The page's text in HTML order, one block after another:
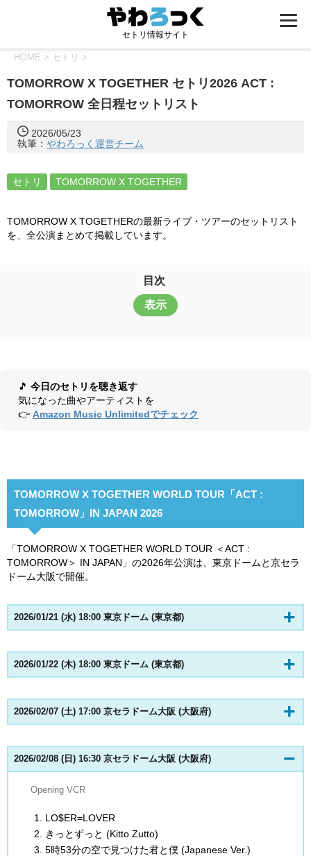
セトリ情報サイト
HOME > セトリ >
TOMORROW X TOGETHER セトリ2026 ACT :
TOMORROW 全日程セットリスト
2026/05/23
執筆： やわろっく運営チーム
セトリ TOMORROW X TOGETHER
TOMORROW X TOGETHERの最新ライブ・ツアーのセットリスト
を、全公演まとめて掲載しています。
目次
表示
🎵 今日のセトリを聴き返す
気になった曲やアーティストを
👉 Amazon Music Unlimitedでチェック
TOMORROW X TOGETHER WORLD TOUR「ACT :
TOMORROW」IN JAPAN 2026
「TOMORROW X TOGETHER WORLD TOUR ＜ACT :
TOMORROW＞ IN JAPAN」の2026年公演は、東京ドームと京セラ
ドーム大阪で開催。
2026/01/21 (水) 18:00 東京ドーム (東京都)
2026/01/22 (木) 18:00 東京ドーム (東京都)
2026/02/07 (土) 17:00 京セラドーム大阪 (大阪府)
2026/02/08 (日) 16:30 京セラドーム大阪 (大阪府)
Opening VCR
LO$ER=LOVER
きっとずっと (Kitto Zutto)
5時53分の空で見つけた君と僕 (Japanese Ver.)